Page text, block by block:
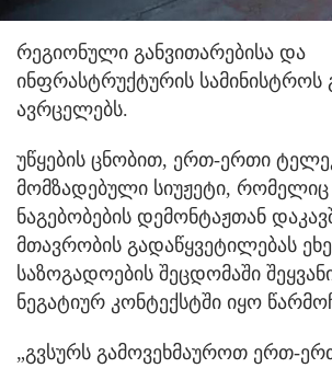
რეგიონული განვითარებისა და
ინფრასტრუქტურის სამინისტროს
ავრცელებს.
უწყების ცნობით, ერთ-ერთი
მომზადებული სიუჟეტი, რომელიც
ნაგებობების დემონტაჟთან
მთავრობის გადაწყვეტილებას
საზოგადოების შეცდომაში
ნეგატიურ კონტექსტში იყო
„გვსურს გამოვეხმაუროთ ერთ-